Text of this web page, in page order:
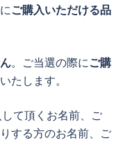
ご購入いただける品
。ご当選の際にご購
たします。
て頂くお名前、ご
する方のお名前、ご